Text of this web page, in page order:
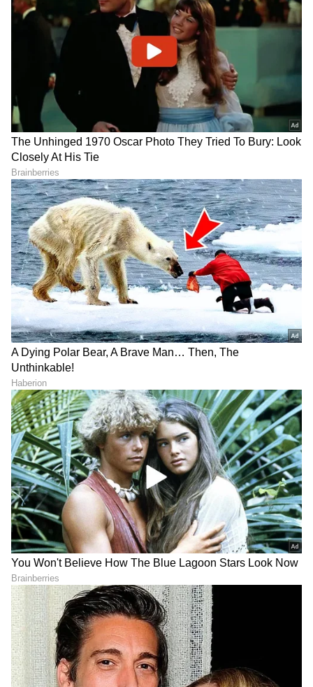
DOWNLOAD APP
RECOMMENDED STORIES
ಹೆಚ್ಚು ಕಾಲ ಬದುಕಬೇಕಾ?
ವ್ಯಾಯಾಮ ಮಾಡಿದ್ರೆ ಸಾಲದು,
ಬೆಳಗಿನ ತಿಂಡಿ, ರಾತ್ರಿಯ ಊಟ
ಹೀಗಿರಲಿ!
ನೀಡೋ ವಿಚಾರಗಳಿವು..
ಒಂದು ಪೈಸೆಯೂ ಖರ್ಚು
ಮಾಡದೇ ಭರ್ಜರಿ ಹೂವು
ಅರಳುವಂತೆ ಮಾಡೋದು ಹೇಗೆ?
ಏನಿದು ಚಿನ್ನದ ದ್ರವ
ಎಲ್ಲರೂ ನಿರ್ಲಕ್ಷಿಸುವ ಪ್ರೆಶರ್
ಕುಕ್ಕರ್‌ನ ಈ ಭಾಗ ಕ್ಲೀನ್ ಮಾಡಲು
ಮರಿಬೇಡಿ ಎಂದ ಕ್ಯಾನ್ಸರ್‌ ತಜ್ಞರು
LATEST VIDEOS
"ರಾಜಕೀಯ ಬೇಡ, ಸಿನಿಮಾನೇ ಪ್ರಾಣ":
ಕನಕೋತ್ಸವದಲ್ಲಿ ರಿಷಬ್ ಶೆಟ್ಟಿ | Rishab
Shetty speech | Suvarna News